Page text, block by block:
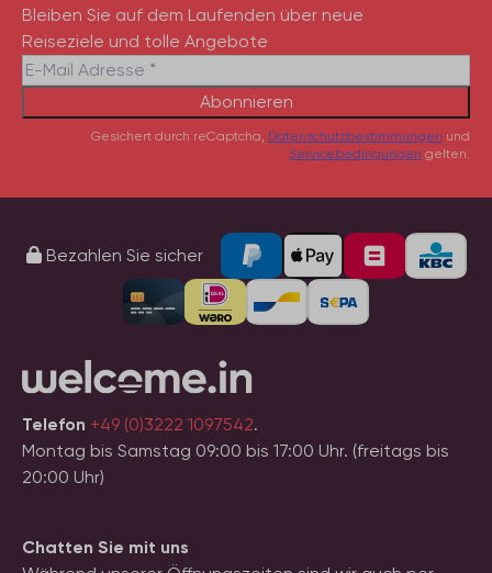
Bleiben Sie auf dem Laufenden über neue
Reiseziele und tolle Angebote
Abonnieren
Gesichert durch reCaptcha, Datenschutzbestimmungen und
Servicebedingungen gelten.
Bezahlen Sie sicher
Telefon +49 (0)3222 1097542.
Montag bis Samstag 09:00 bis 17:00 Uhr. (freitags bis
20:00 Uhr)
Chatten Sie mit uns